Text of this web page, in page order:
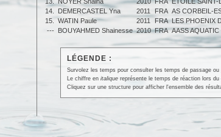
14. DEMERCASTEL Yna 2011 FRA AS CORBEIL-
15. WATIN Paule 2011 FRA LES PHOENIX
--- BOUYAHMED Shainesse 2010 FRA AASS
LÉGENDE :
Survolez les temps pour consulter les temps de passage
Le chiffre en italiquereprésente le temps de réaction lors du
Cliquez sur une structure pour afficher l'ensemble des